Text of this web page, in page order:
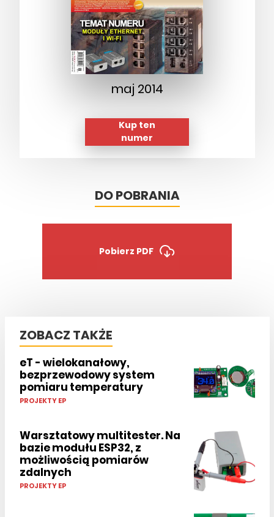
maj 2014
Kup ten
numer
DO POBRANIA
Pobierz PDF
ZOBACZ TAKŻE
eT - wielokanałowy,
bezprzewodowy system
pomiaru temperatury
PROJEKTY EP
Warsztatowy multitester. Na
bazie modułu ESP32, z
możliwością pomiarów
zdalnych
PROJEKTY EP